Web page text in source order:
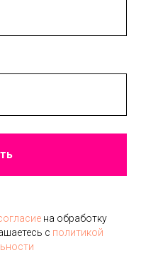
на обработку
c политикой